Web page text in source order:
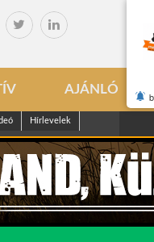
AJÁNLÓ
Hírlevelek